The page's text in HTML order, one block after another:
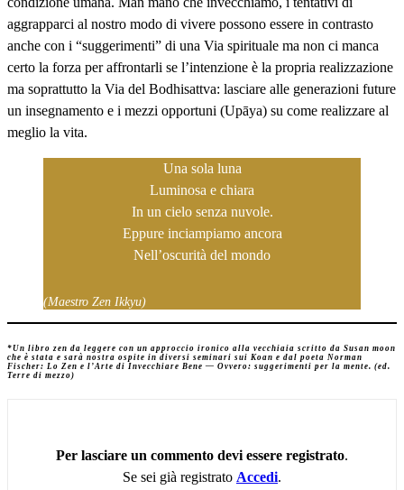
aggrapparci al nostro modo di vivere possono essere in contrasto
anche con i “suggerimenti” di una Via spirituale ma non ci manca
certo la forza per affrontarli se l’intenzione è la propria realizzazione
ma soprattutto la Via del Bodhisattva: lasciare alle generazioni future
un insegnamento e i mezzi opportuni (Upāya) su come realizzare al
meglio la vita.
Una sola luna
Luminosa e chiara
In un cielo senza nuvole.
Eppure inciampiamo ancora
Nell’oscurità del mondo
(Maestro Zen Ikkyu)
*Un libro zen da leggere con un approccio ironico alla vecchiaia scritto da Susan moon
che è stata e sarà nostra ospite in diversi seminari sui Koan e dal poeta Norman
Fischer: Lo Zen e l’Arte di Invecchiare Bene — Ovvero: suggerimenti per la mente. (ed.
Terre di mezzo)
Per lasciare un commento devi essere registrato.
Se sei già registrato Accedi.